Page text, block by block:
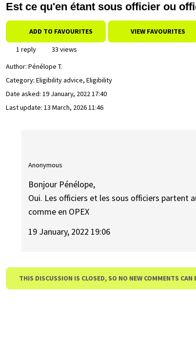
Est ce qu'en étant sous officier ou
ADD TO FAVOURITES VIEW FAVOURITES
1 reply
33 views
Author: Pénélope T.
Category: Eligibility advice, Eligibility
Date asked: 19 January, 2022 17:40
Last update: 13 March, 2026 11:46
Anonymous
Bonjour Pénélope,
Oui. Les officiers et les sous officiers partent
comme en OPEX
19 January, 2022 19:06
THIS DISCUSSION IS CLOSED, SO NO NEW COMMENTS CAN